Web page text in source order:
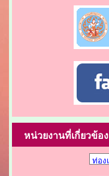
หน่วยงานที่เกี่ยวข้อง